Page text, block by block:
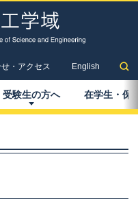
・アクセス English
受験生の方へ 在学生 ・ 保